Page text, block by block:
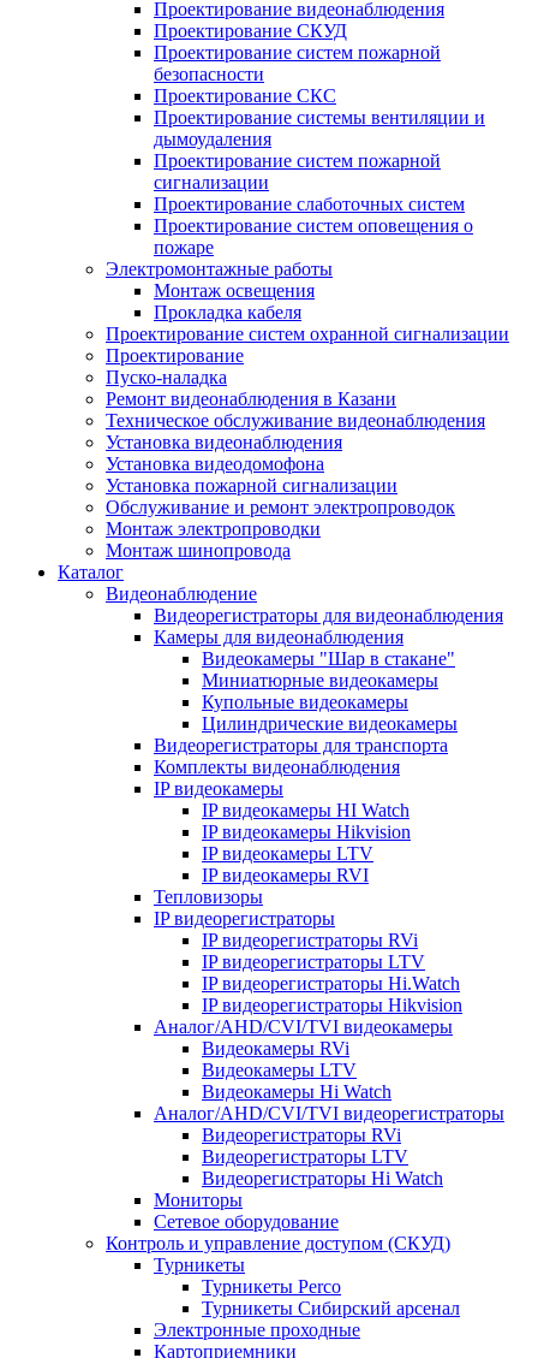
Проектирование видеонаблюдения
Проектирование СКУД
Проектирование систем пожарной
безопасности
Проектирование СКС
Проектирование системы вентиляции и
дымоудаления
Проектирование систем пожарной
сигнализации
Проектирование слаботочных систем
Проектирование систем оповещения о
пожаре
Электромонтажные работы
Монтаж освещения
Прокладка кабеля
Проектирование систем охранной сигнализации
Проектирование
Пуско-наладка
Ремонт видеонаблюдения в Казани
Техническое обслуживание видеонаблюдения
Установка видеонаблюдения
Установка видеодомофона
Установка пожарной сигнализации
Обслуживание и ремонт электропроводок
Монтаж электропроводки
Монтаж шинопровода
Каталог
Видеонаблюдение
Видеорегистраторы для видеонаблюдения
Камеры для видеонаблюдения
Видеокамеры "Шар в стакане"
Миниатюрные видеокамеры
Купольные видеокамеры
Цилиндрические видеокамеры
Видеорегистраторы для транспорта
Комплекты видеонаблюдения
IP видеокамеры
IP видеокамеры HI Watch
IP видеокамеры Hikvision
IP видеокамеры LTV
IP видеокамеры RVI
Тепловизоры
IP видеорегистраторы
IP видеорегистраторы RVi
IP видеорегистраторы LTV
IP видеорегистраторы Hi.Watch
IP видеорегистраторы Hikvision
Аналог/AHD/CVI/TVI видеокамеры
Видеокамеры RVi
Видеокамеры LTV
Видеокамеры Hi Watch
Аналог/AHD/CVI/TVI видеорегистраторы
Видеорегистраторы RVi
Видеорегистраторы LTV
Видеорегистраторы Hi Watch
Мониторы
Сетевое оборудование
Контроль и управление доступом (СКУД)
Турникеты
Турникеты Perco
Турникеты Сибирский арсенал
Электронные проходные
Картоприемники